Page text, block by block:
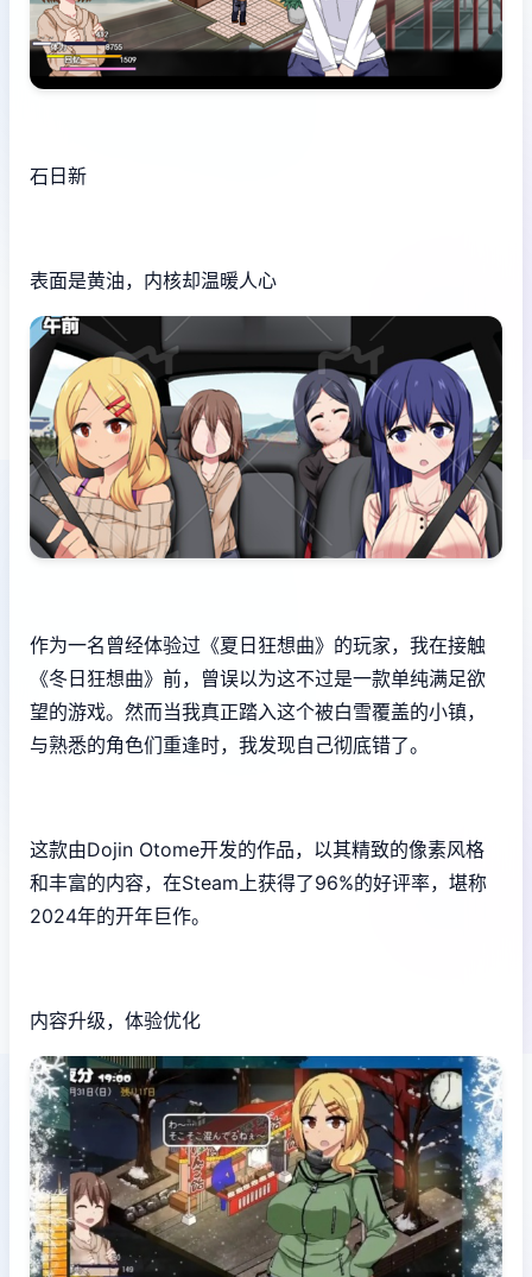
石日新
表面是黄油，内核却温暖人心
作为一名曾经体验过《夏日狂想曲》的玩家，我在接触
《冬日狂想曲》前，曾误以为这不过是一款​​单纯满足欲
望的游戏​​。然而当我真正踏入这个被白雪覆盖的小镇，
与熟悉的角色们重逢时，我发现自己彻底错了。
这款由Dojin Otome开发的作品，以其精致的像素风格
和丰富的内容，在Steam上获得了​​96%的好评率​​，堪称
2024年的开年巨作。
内容升级，体验优化